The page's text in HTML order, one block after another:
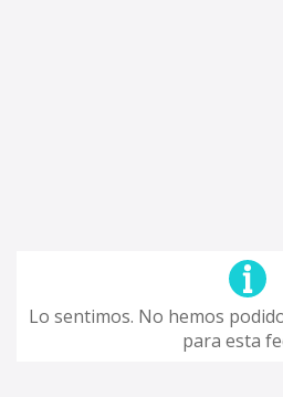
Lo sentimos. No hemos
para esta